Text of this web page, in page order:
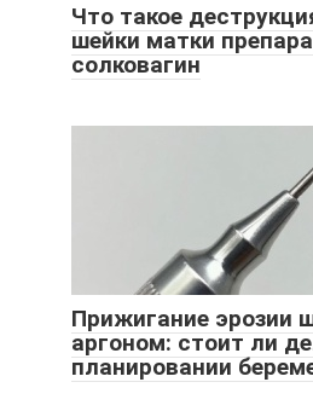
Что такое
шейки матки
солковагин
Прижигание эрозии
аргоном: стоит ли
планировании